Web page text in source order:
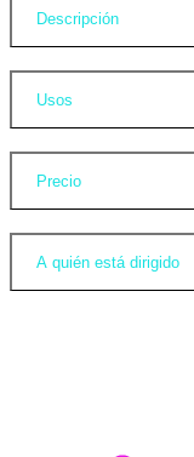
Descripción
Usos
Precio
A quién está dirigido